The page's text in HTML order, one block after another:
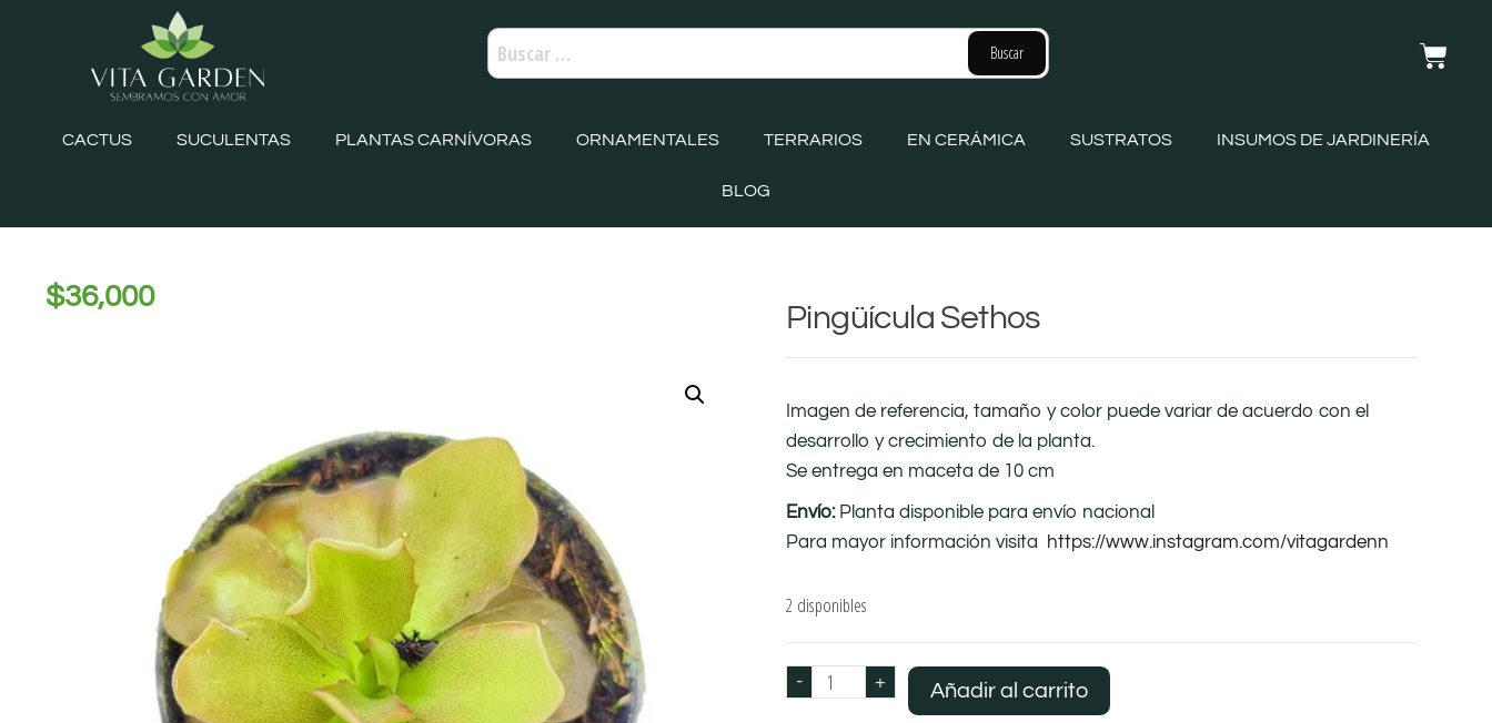
CACTUS SUCULENTAS PLANTAS CARNÍVORAS ORNAMENTALES TERRARIOS EN CERÁMICA SUSTRATOS INSUMOS DE JARDINERÍA
BLOG
$36,000
Pingüícula Sethos
Imagen de referencia, tamaño y color puede variar de acuerdo con el
desarrollo y crecimiento de la planta.
Se entrega en maceta de 10 cm
Envío: Planta disponible para envío nacional
Para mayor información visita
https://www.instagram.com/vitagardenn
2 disponibles
- + Añadir al carrito